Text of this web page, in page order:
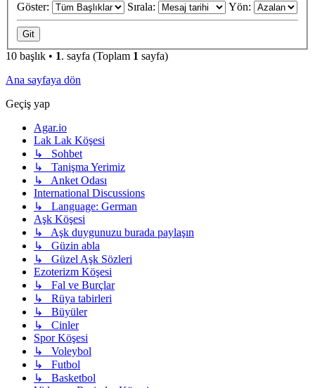
Göster:
Sırala: Yön:
10 başlık • 1. sayfa (Toplam 1 sayfa)
Ana sayfaya dön
Geçiş yap
Agar.io
Lak Lak Köşesi
↳ Sohbet
↳ Tanişma Yerimiz
↳ Anket Odası
International Discussions
↳ Language: German
Aşk Köşesi
↳ Aşk duygunuzu burada paylaşın
↳ Güzin abla
↳ Güzel Aşk Sözleri
Ezoterizm Köşesi
↳ Fal ve Burçlar
↳ Rüya tabirleri
↳ Büyüler
↳ Cinler
Spor Köşesi
↳ Voleybol
↳ Futbol
↳ Basketbol